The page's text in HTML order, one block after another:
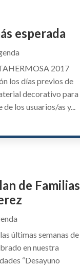
esperada
2017
los días previos de
decorativo para
los usuarios/as y...
de Familias
últimas semanas de
en nuestra
“Desayuno